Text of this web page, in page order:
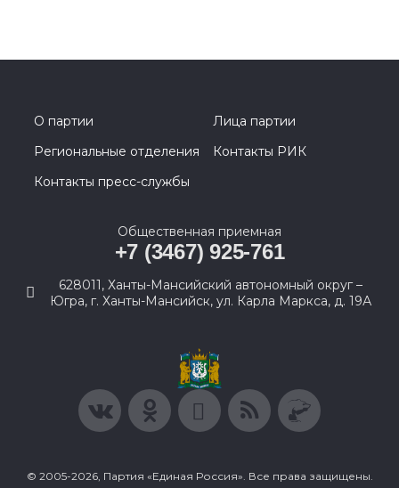
О партии
Лица партии
Региональные отделения
Контакты РИК
Контакты пресс-службы
Общественная приемная
+7 (3467) 925-761
628011, Ханты-Мансийский автономный округ –
Югра, г. Ханты-Мансийск, ул. Карла Маркса, д. 19А
© 2005-2026, Партия «Единая Россия». Все права защищены.